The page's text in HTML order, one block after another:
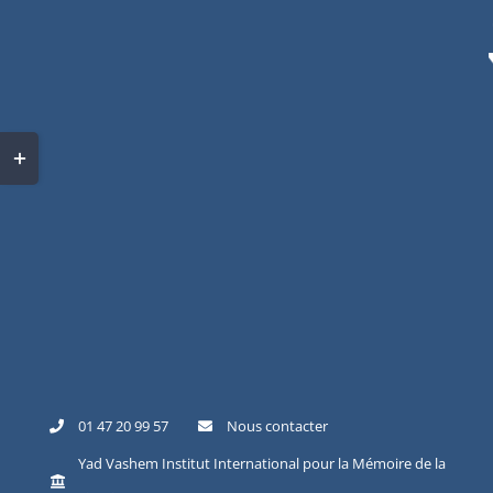
01 47 20 99 57
Nous contacter
Yad Vashem Institut International pour la Mémoire de la
Toggle
Sliding